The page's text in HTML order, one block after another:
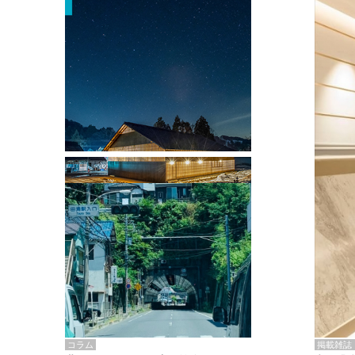
掲載雑誌
掲載雑誌・書籍
『街歩き研修「アールデコとモダニズ
ム、和風バロック」』のレポート記事が
掲載
コラム